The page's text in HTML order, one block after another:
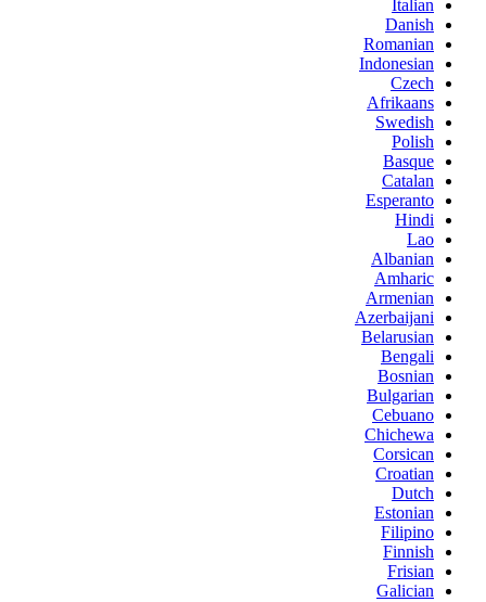
Italian
Danish
Romanian
Indonesian
Czech
Afrikaans
Swedish
Polish
Basque
Catalan
Esperanto
Hindi
Lao
Albanian
Amharic
Armenian
Azerbaijani
Belarusian
Bengali
Bosnian
Bulgarian
Cebuano
Chichewa
Corsican
Croatian
Dutch
Estonian
Filipino
Finnish
Frisian
Galician